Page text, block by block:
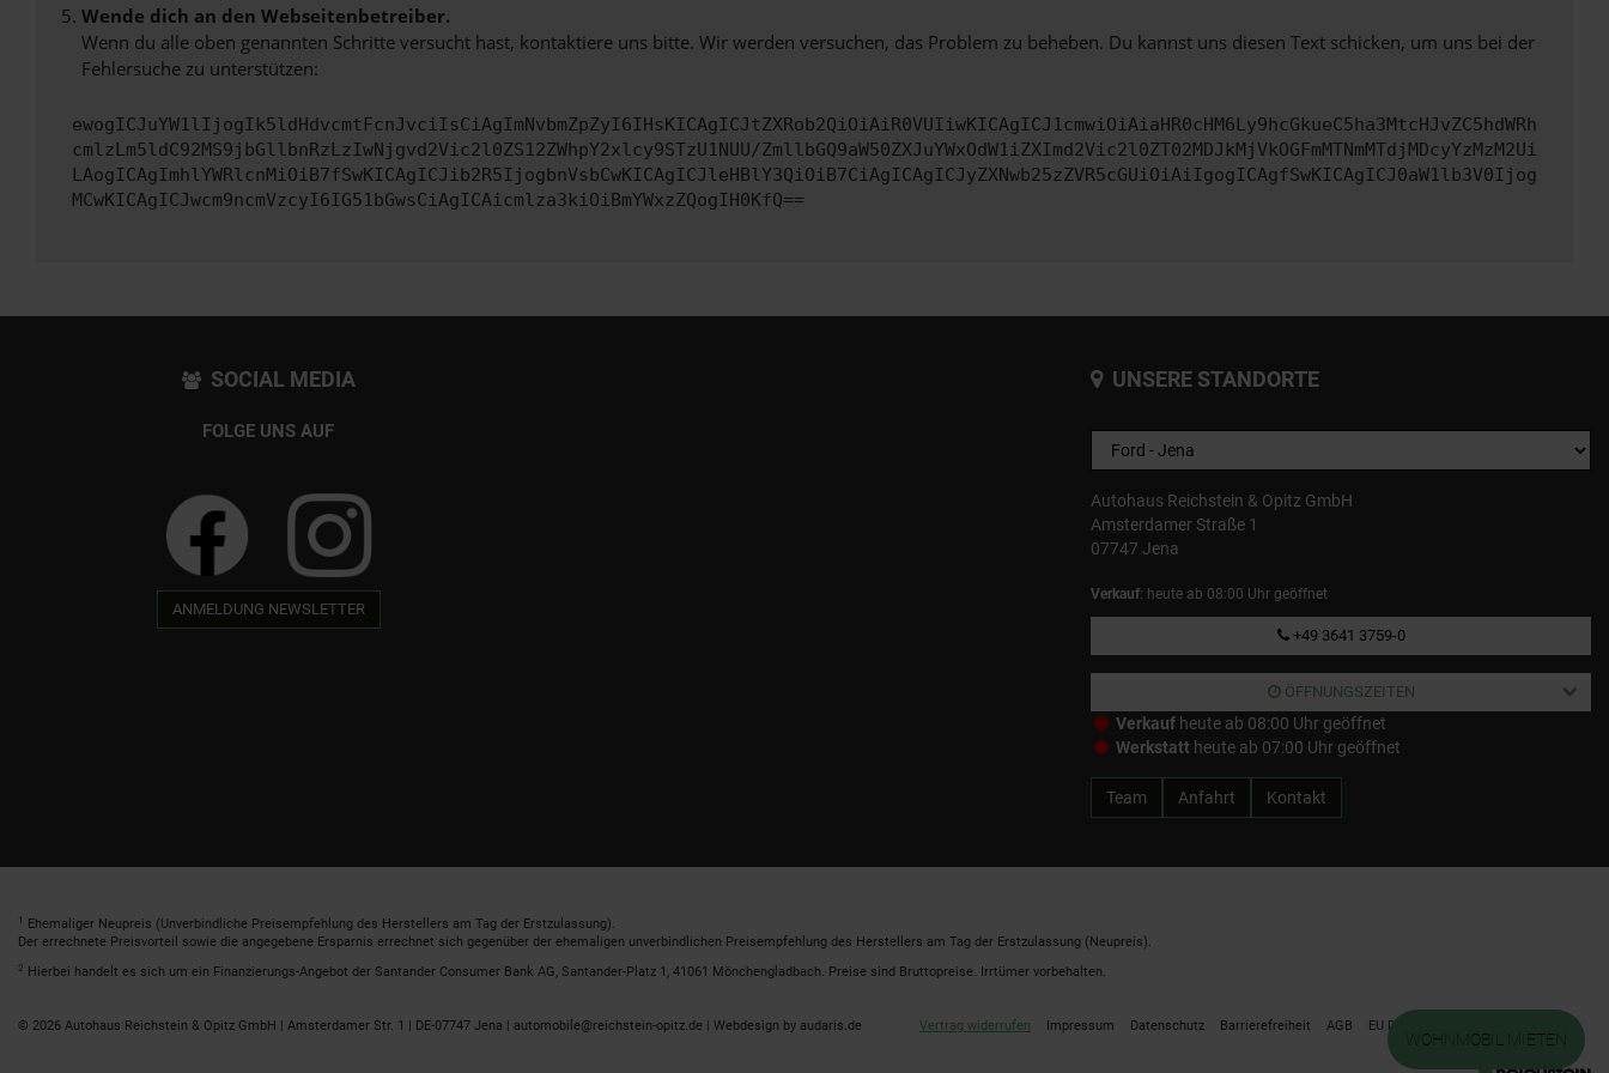
Wende dich an den Webseitenbetreiber.
Wenn du alle oben genannten Schritte versucht hast, kontaktiere uns bitte. Wir werden versuchen, das Problem zu beheben. Du kannst uns diesen Text schicken, um uns bei der
Fehlersuche zu unterstützen:
ewogICJuYW1lIjogIk5ldHdvcmtFcnJvciIsCiAgImNvbmZpZyI6IHsKICAgICJtZXRob2QiOiAiR0VUIiwKICAgICJ1cmwiOiAiaHR0cHM6Ly9hcGkueC5ha3MtcHJvZC5hdWRh
cmlzLm5ldC92MS9jbGllbnRzLzIwNjgvd2Vic2l0ZS12ZWhpY2xlcy9STzU1NUU/ZmllbGQ9aW50ZXJuYWxOdW1iZXImd2Vic2l0ZT02MDJkMjVkOGFmMTNmMTdjMDcyYzMzM2Ui
LAogICAgImhlYWRlcnMiOiB7fSwKICAgICJib2R5IjogbnVsbCwKICAgICJleHBlY3QiOiB7CiAgICAgICJyZXNwb25zZVR5cGUiOiAiIgogICAgfSwKICAgICJ0aW1lb3V0Ijog
MCwKICAgICJwcm9ncmVzcyI6IG51bGwsCiAgICAicmlza3kiOiBmYWxzZQogIH0KfQ==
SOCIAL MEDIA
FOLGE UNS AUF
ANMELDUNG NEWSLETTER
UNSERE STANDORTE
Autohaus Reichstein & Opitz GmbH
Amsterdamer Straße 1
07747 Jena
Verkauf: heute ab 08:00 Uhr geöffnet
+49 3641 3759-0
ÖFFNUNGSZEITEN
Verkauf heute ab 08:00 Uhr geöffnet
Werkstatt heute ab 07:00 Uhr geöffnet
Team Anfahrt Kontakt
1 Ehemaliger Neupreis (Unverbindliche Preisempfehlung des Herstellers am Tag der Erstzulassung).
Der errechnete Preisvorteil sowie die angegebene Ersparnis errechnet sich gegenüber der ehemaligen unverbindlichen Preisempfehlung des Herstellers am Tag der Erstzulassung (Neupreis).
2 Hierbei handelt es sich um ein Finanzierungs-Angebot der Santander Consumer Bank AG, Santander-Platz 1, 41061 Mönchengladbach. Preise sind Bruttopreise. Irrtümer vorbehalten.
Vertrag widerrufen Impressum Datenschutz Barrierefreiheit AGB EU Data Act Cookie Einstellungen
© 2026 Autohaus Reichstein & Opitz GmbH | Amsterdamer Str. 1 | DE-07747 Jena | automobile@reichstein-opitz.de | Webdesign by audaris.de
WOHNMOBIL MIETEN